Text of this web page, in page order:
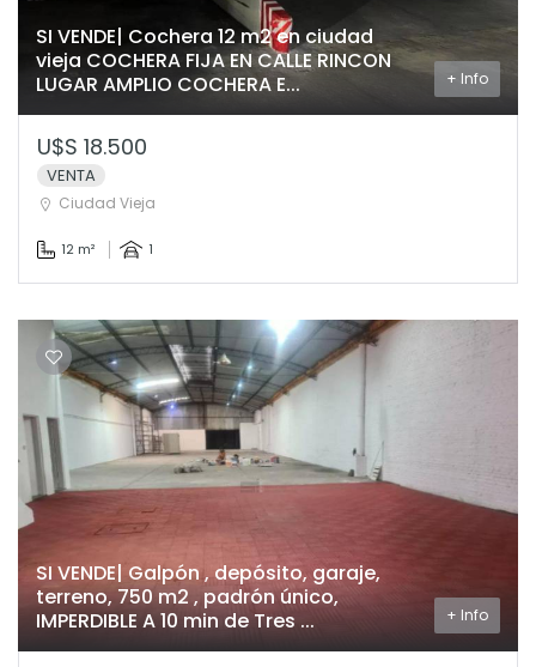
SI VENDE| Cochera 12 m2 en ciudad
vieja COCHERA FIJA EN CALLE RINCON
LUGAR AMPLIO COCHERA E...
+ Info
U$S 18.500
VENTA
Ciudad Vieja
12 m² 1
SI VENDE| Galpón , depósito, garaje,
terreno, 750 m2 , padrón único,
IMPERDIBLE A 10 min de Tres ...
+ Info